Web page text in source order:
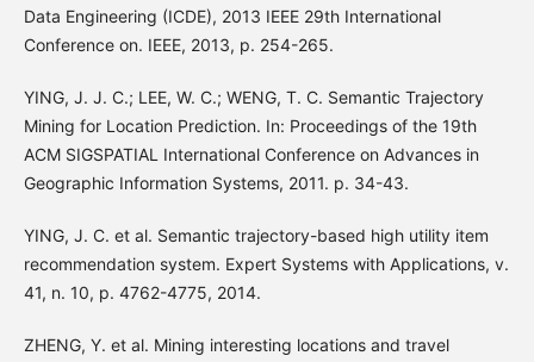
Data Engineering (ICDE), 2013 IEEE 29th International
Conference on. IEEE, 2013, p. 254-265.
YING, J. J. C.; LEE, W. C.; WENG, T. C. Semantic Trajectory
Mining for Location Prediction. In: Proceedings of the 19th
ACM SIGSPATIAL International Conference on Advances in
Geographic Information Systems, 2011. p. 34-43.
YING, J. C. et al. Semantic trajectory-based high utility item
recommendation system. Expert Systems with Applications, v.
41, n. 10, p. 4762-4775, 2014.
ZHENG, Y. et al. Mining interesting locations and travel